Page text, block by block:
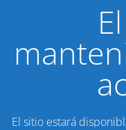
El sitio estará